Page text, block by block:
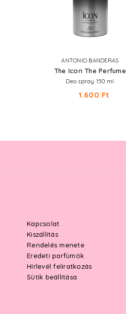
ANTONIO BANDERAS
The Icon The Perfume
Deo spray 150 ml
1.600 Ft
Kapcsolat
Kiszállítás
Rendelés menete
Eredeti parfümök
Hírlevél feliratkozás
Sütik beállítása